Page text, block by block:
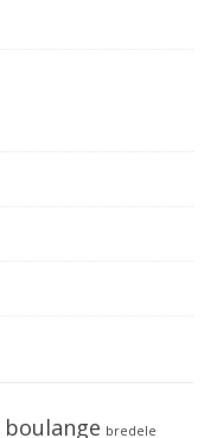
boulange bredele